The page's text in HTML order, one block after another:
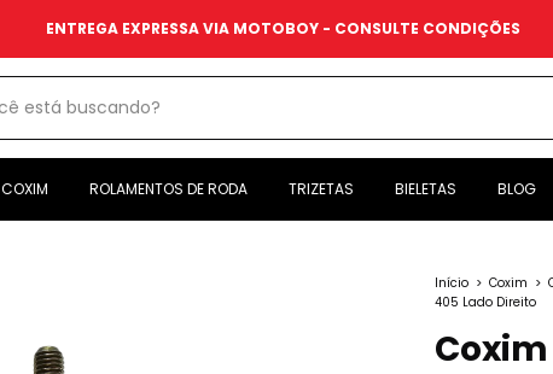
ENTREGA EXPRESSA VIA MOTOBOY - CONSULTE CONDIÇÕES
COXIM ROLAMENTOS DE RODA TRIZETAS BIELETAS BLOG
Início > Coxim >
405 Lado Direito